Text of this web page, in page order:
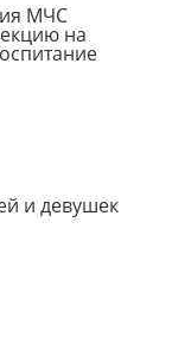
МЧС
на
и девушек